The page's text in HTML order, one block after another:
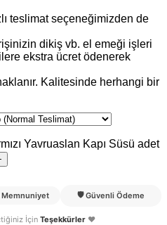
teslimat seçeneğimizden de
dikiş vb. el emeği işleri
ekstra ücret ödenerek
Kalitesinde herhangi bir
Yavruaslan Kapı Süsü adet
Memnuniyet 🛡️ Güvenli Ödeme
İçin Teşekkürler❤️